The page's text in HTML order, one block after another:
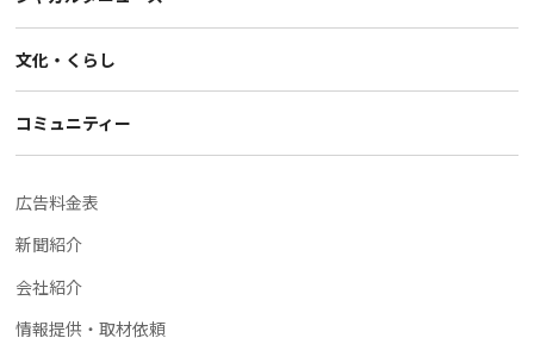
文化・くらし
コミュニティー
広告料金表
新聞紹介
会社紹介
情報提供・取材依頼